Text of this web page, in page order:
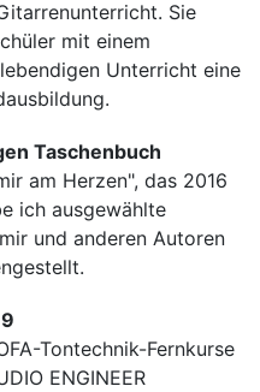
Sie
mit einem
Unterricht eine
Taschenbuch
am Herzen", das 2016
ich ausgewählte
und anderen Autoren
Tontechnik-Fernkurse
ENGINEER